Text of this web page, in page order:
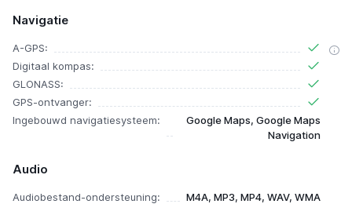
Navigatie
A-GPS:
Digitaal kompas:
GLONASS:
GPS-ontvanger:
Ingebouwd navigatiesysteem:
Google Maps, Google Maps
Navigation
Audio
Audiobestand-ondersteuning:
M4A, MP3, MP4, WAV, WMA